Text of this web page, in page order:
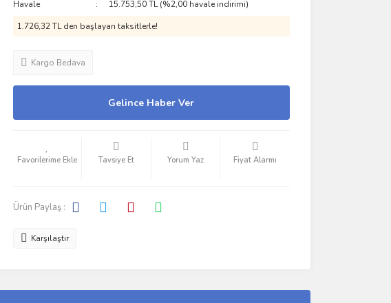
Havale
15.753,50 TL (%2,00 havale indirimi)
1.726,32 TL den başlayan taksitlerle!
Kargo Bedava
Gelince Haber Ver
Tavsiye Et Yorum Yaz Fiyat Alarmı
Ürün Paylaş :
Karşılaştır